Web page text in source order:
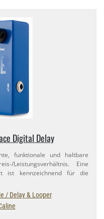
Digital Delay
funktionale und haltbare
​/Leistungsverhältnis. Eine
ist kennzeichnend für die
/ Delay & Looper